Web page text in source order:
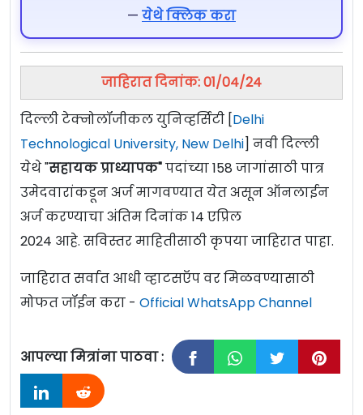
— येथे क्लिक करा
जाहिरात दिनांक: 01/04/24
दिल्ली टेक्नोलॉजीकल युनिव्हर्सिटी [Delhi
Technological University, New Delhi] नवी दिल्ली
येथे "सहायक प्राध्यापक"पदांच्या 158 जागांसाठी पात्र
उमेदवारांकडून अर्ज मागवण्यात येत असून ऑनलाईन
अर्ज करण्याचा अंतिम दिनांक 14 एप्रिल
2024 आहे. सविस्तर माहितीसाठी कृपया जाहिरात पाहा.
जाहिरात सर्वात आधी व्हाटसऍप वर मिळवण्यासाठी
मोफत जॉईन करा - Official WhatsApp Channel
आपल्या मित्रांना पाठवा :